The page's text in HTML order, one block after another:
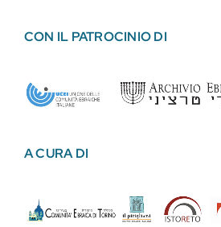
CON IL PATROCINIO DI
A CURA DI